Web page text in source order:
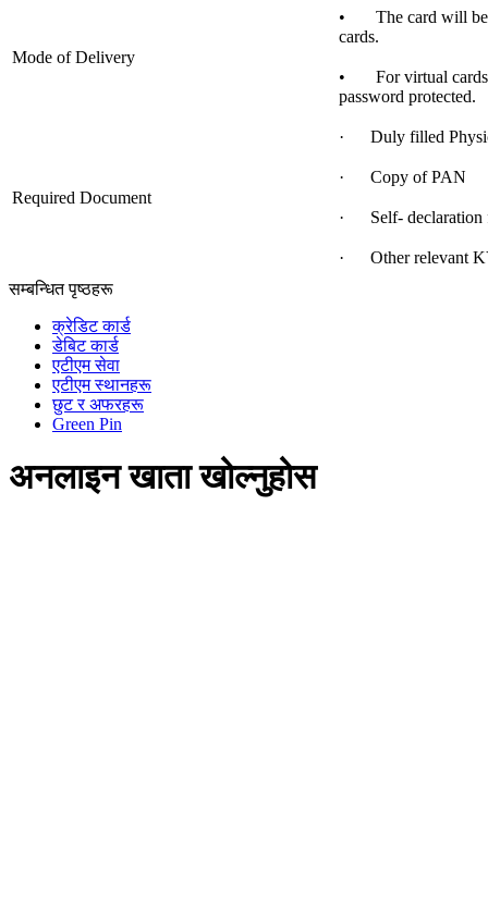
Mode of Delivery
• The card will be
cards.
• For virtual cards,
password protected.
Required Document
· Duly filled
· Copy of PAN
· Self- declaration
· Other relevant
सम्बन्धित पृष्ठहरू
क्रेडिट कार्ड
डेबिट कार्ड
एटीएम सेवा
एटीएम स्थानहरू
छुट र अफरहरू
Green Pin
अनलाइन खाता खोल्नुहोस